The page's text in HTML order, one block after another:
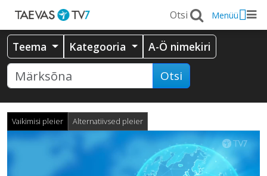
Menüü
Teema Kategooria A-Ö nimekiri
Otsi
Vaikimisi pleier Alternatiivsed pleier